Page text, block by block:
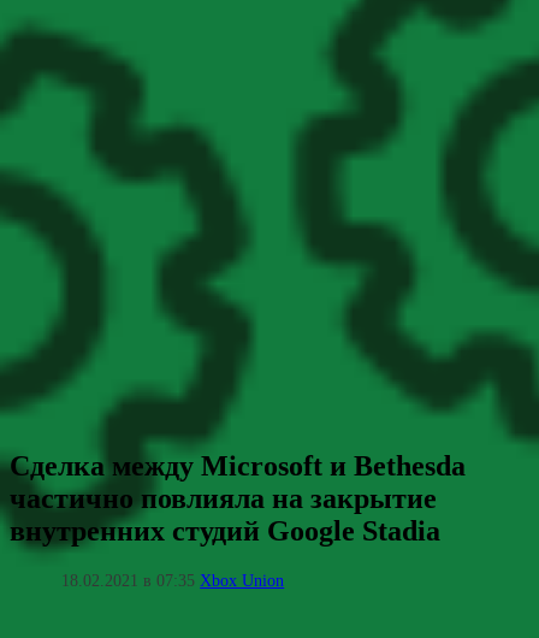
Сделка между Microsoft и Bethesda
частично повлияла на закрытие
внутренних студий Google Stadia
18.02.2021 в 07:35 Xbox Union